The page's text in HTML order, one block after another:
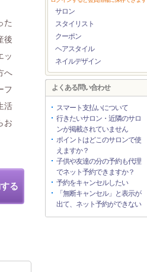
た
後
ッ
へ
フ
活
お
る
サロン
スタイリスト
クーポン
ヘアスタイル
ネイルデザイン
よくある問い合わせ
スマート支払いについて
行きたいサロン・近隣のサロ
ンが掲載されていません
ポイントはどこのサロンで使
えますか？
子供や友達の分の予約も代理
でネット予約できますか？
予約をキャンセルしたい
「無断キャンセル」と表示が
出て、ネット予約ができない